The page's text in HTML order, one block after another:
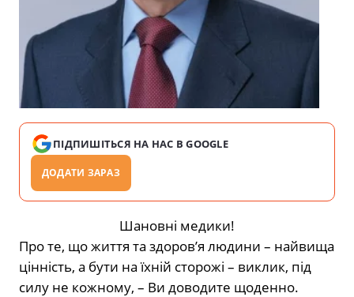
ПІДПИШІТЬСЯ НА НАС В GOOGLE
ДОДАТИ ЗАРАЗ
Шановні медики!
Про те, що життя та здоров’я людини – найвища
цінність, а бути на їхній сторожі – виклик, під
силу не кожному, – Ви доводите щоденно.